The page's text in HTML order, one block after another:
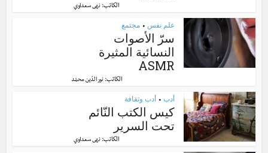
الكاتب: نهى سعداوي
علم نفس • مجتمع
سرّ الأصوات
النسائية المثيرة
ASMR
الكاتب:نور الدّين محمّد
أدب • أدب وثقافة
كيس الكتب النّائم
تحت السرير
الكاتب: نهى سعداوي